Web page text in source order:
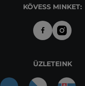
KÖVESS MINKET:
ÜZLETEINK